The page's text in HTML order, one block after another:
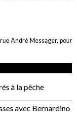
André Messager, pour
à la pêche
avec Bernardino